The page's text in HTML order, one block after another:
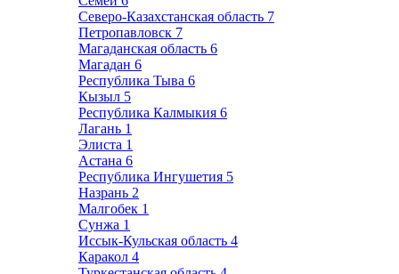
Северо-Казахстанская область 7
Петропавловск 7
Магаданская область 6
Магадан 6
Республика Тыва 6
Кызыл 5
Республика Калмыкия 6
Лагань 1
Элиста 1
Астана 6
Республика Ингушетия 5
Назрань 2
Малгобек 1
Сунжа 1
Иссык-Кульская область 4
Каракол 4